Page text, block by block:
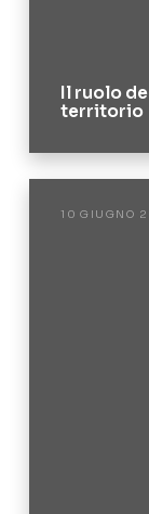
Il ruolo
territorio
10 GIUGNO